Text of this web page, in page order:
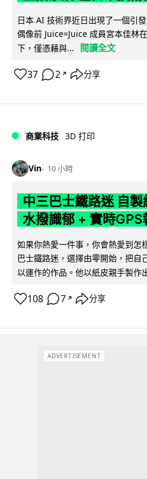
日本 AI 技術界近日出現了一個引
偶像前 Juice=Juice 成員宮本佳林
下，僅憑藉與...
閱讀全文
37 2 ↗ 分享
商業科技 3D 打印
Vin 10 小時
中三巴士鐵路迷 自
水撥識郁 + 實時GPS
如果你熱愛一件事，你會熱愛到怎
巴士鐵路迷，選擇由零開始，把自
以運作的作品。他以紙皮親手製作
108 7 ↗ 分享
ADVERTISEMENT